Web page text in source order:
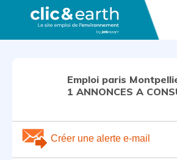
Emploi paris
1 ANNONCES A
Créer une alerte e-mail